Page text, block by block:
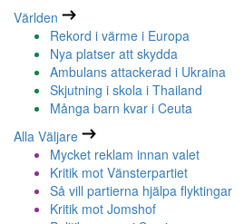
Världen
Rekord i värme i Europa
Nya platser att skydda
Ambulans attackerad i Ukraina
Skjutning i skola i Thailand
Många barn kvar i Ceuta
Alla Väljare
Mycket reklam innan valet
Kritik mot Vänsterpartiet
Så vill partierna hjälpa flyktingar
Kritik mot Jomshof